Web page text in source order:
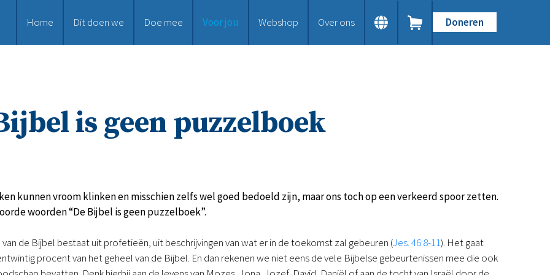
Home Dit doen we Doe mee Voor jou Webshop Over ons Doneren
is geen puzzelboek
kunnen vroom klinken en misschien zelfs wel goed bedoeld zijn, maar ons toch op een verkeerd spoor zetten.
woorden “De Bijbel is geen puzzelboek”.
van de Bijbel bestaat uit profetieën, uit beschrijvingen van wat er in de toekomst zal gebeuren (Jes. 46:8-11). Het gaat
procent van het geheel van de Bijbel. En dan rekenen we niet eens de vele Bijbelse gebeurtenissen mee die ook
Doneer
Nodig ons uit
Voor jou
Kennisbank